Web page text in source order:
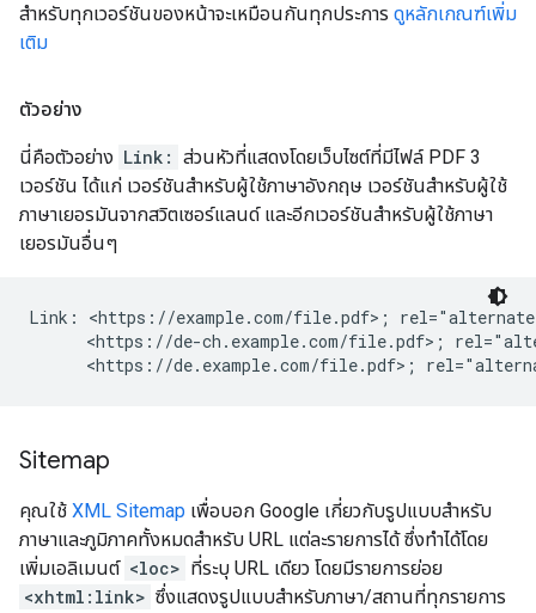
สำหรับทุกเวอร์ชันของหน้าจะเหมือนกันทุกประการ ดูหลักเกณฑ์เพิ่ม
เติม
ตัวอย่าง
นี่คือตัวอย่าง Link: ส่วนหัวที่แสดงโดยเว็บไซต์ที่มีไฟล์ PDF 3
เวอร์ชัน ได้แก่ เวอร์ชันสำหรับผู้ใช้ภาษาอังกฤษ เวอร์ชันสำหรับผู้ใช้
ภาษาเยอรมันจากสวิตเซอร์แลนด์ และอีกเวอร์ชันสำหรับผู้ใช้ภาษา
เยอรมันอื่นๆ
Link: <https://example.com/file.pdf>;
<https://de-ch.example.com/file.pdf>;
<https://de.example.com/file.pdf>;
Sitemap
คุณใช้ XML Sitemap เพื่อบอก Google เกี่ยวกับรูปแบบสำหรับ
ภาษาและภูมิภาคทั้งหมดสำหรับ URL แต่ละรายการได้ ซึ่งทำได้โดย
เพิ่มเอลิเมนต์ <loc> ที่ระบุ URL เดียว โดยมีรายการย่อย
<xhtml:link> ซึ่งแสดงรูปแบบสำหรับภาษา/สถานที่ทุกรายการ